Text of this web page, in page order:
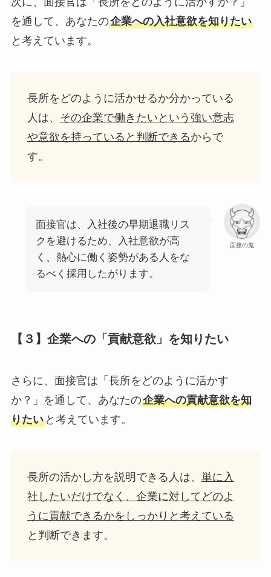
を通して、あなたの企業への入社意欲を知りたい
と考えています。
長所をどのように活かせるか分かっている
人は、 その企業で働きたいという強い意志
や意欲を持っていると判断できるからで
す。
面接の鬼
面接官は、入社後の早期退職リス
クを避けるため、入社意欲が高
く、熱心に働く姿勢がある人をな
るべく採用したがります。
【３】企業への「貢献意欲」を知りたい
さらに、面接官は「長所をどのように活かす
か？」を通して、あなたの企業への貢献意欲を知
りたいと考えています。
長所の活かし方を説明できる人は、 単に入
社したいだけでなく、企業に対してどのよ
うに貢献できるかをしっかりと考えている
と判断できます。